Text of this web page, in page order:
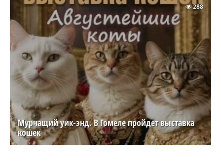
Мурчащий уик-энд. В Гомеле пройдет выставка
кошек
288